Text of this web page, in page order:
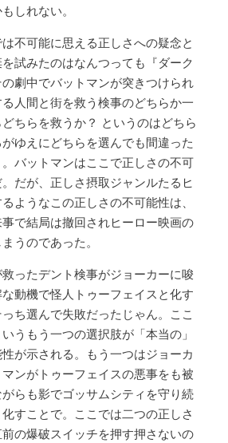
しれない。
不可能に思える正しさへの疑念と
試みたのはなんつっても『ダーク
劇中でバットマンが突きつけられ
人間と街を救う検事のどちらか一
ちらを救うか？ というのはどちら
ゆえにどちらを選んでも間違った
バットマンはここで正しさの不可
だが、正しさ摂取ジャンルたるヒ
ようなこの正しさの不可能性は、
で結局は撤回されヒーロー映画の
うのであった。
ったデント検事がジョーカーに唆
動機で怪人トゥーフェイスと化す
ち選んで失敗だったじゃん。ここ
うもう一つの選択肢が「本当の」
が示される。もう一つはジョーカ
ンがトゥーフェイスの悪事をも被
らも影でゴッサムシティを守り続
すことで。ここでは二つの正しさ
の爆破スイッチを押す押さないの